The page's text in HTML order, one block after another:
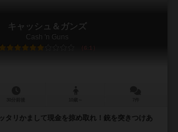
キャッシュ＆ガンズ
Cash 'n Guns
6.1
タリかまして現金を掠め取れ！銃を突きつけあ